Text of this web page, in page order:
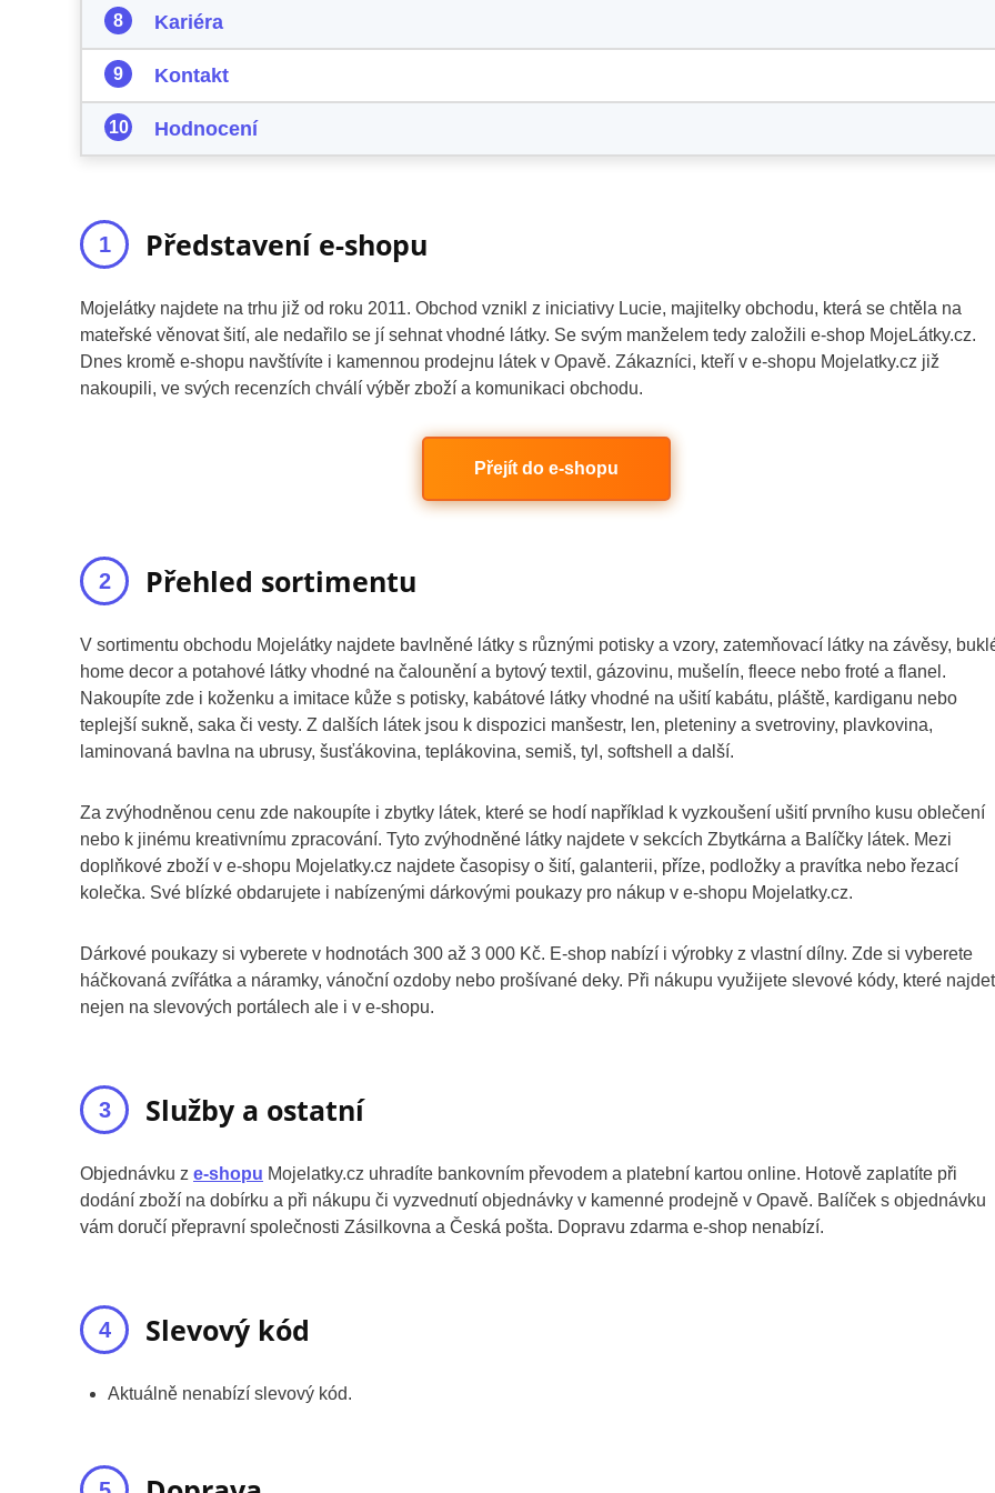
Kariéra
Kontakt
Hodnocení
Představení e-shopu
Mojelátky najdete na trhu již od roku 2011. Obchod vznikl z iniciativy Lucie, majitelky obchodu, která se chtěla na
mateřské věnovat šití, ale nedařilo se jí sehnat vhodné látky. Se svým manželem tedy založili e-shop MojeLátky.cz.
Dnes kromě e-shopu navštívíte i kamennou prodejnu látek v Opavě. Zákazníci, kteří v e-shopu Mojelatky.cz již
nakoupili, ve svých recenzích chválí výběr zboží a komunikaci obchodu.
Přejít do e-shopu
Přehled sortimentu
V sortimentu obchodu Mojelátky najdete bavlněné látky s různými potisky a vzory, zatemňovací látky na závěsy,
home decor a potahové látky vhodné na čalounění a bytový textil, gázovinu, mušelín, fleece nebo froté a flanel.
Nakoupíte zde i koženku a imitace kůže s potisky, kabátové látky vhodné na ušití kabátu, pláště, kardiganu nebo
teplejší sukně, saka či vesty. Z dalších látek jsou k dispozici manšestr, len, pleteniny a svetroviny, plavkovina,
laminovaná bavlna na ubrusy, šusťákovina, teplákovina, semiš, tyl, softshell a další.
Za zvýhodněnou cenu zde nakoupíte i zbytky látek, které se hodí například k vyzkoušení ušití prvního kusu oblečení
nebo k jinému kreativnímu zpracování. Tyto zvýhodněné látky najdete v sekcích Zbytkárna a Balíčky látek. Mezi
doplňkové zboží v e-shopu Mojelatky.cz najdete časopisy o šití, galanterii, příze, podložky a pravítka nebo řezací
kolečka. Své blízké obdarujete i nabízenými dárkovými poukazy pro nákup v e-shopu Mojelatky.cz.
Dárkové poukazy si vyberete v hodnotách 300 až 3 000 Kč. E-shop nabízí i výrobky z vlastní dílny. Zde si vyberete
háčkovaná zvířátka a náramky, vánoční ozdoby nebo prošívané deky. Při nákupu využijete slevové kódy, které
nejen na slevových portálech ale i v e-shopu.
Služby a ostatní
Objednávku z e-shopu Mojelatky.cz uhradíte bankovním převodem a platební kartou online. Hotově zaplatíte při
dodání zboží na dobírku a při nákupu či vyzvednutí objednávky v kamenné prodejně v Opavě. Balíček s objednávku
vám doručí přepravní společnosti Zásilkovna a Česká pošta. Dopravu zdarma e-shop nenabízí.
Slevový kód
Aktuálně nenabízí slevový kód.